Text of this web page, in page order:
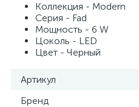
Коллекция - Modern
Серия - Fad
Мощность - 6 W
Цоколь - LED
Цвет - Черный
Артикул
Бренд